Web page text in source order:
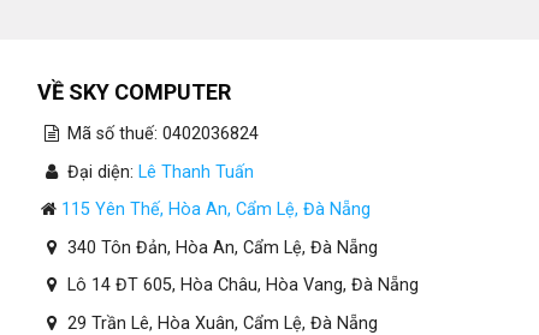
VỀ SKY COMPUTER
Mã số thuế: 0402036824
Đại diện: Lê Thanh Tuấn
115 Yên Thế, Hòa An, Cẩm Lệ, Đà Nẵng
340 Tôn Đản, Hòa An, Cẩm Lệ, Đà Nẵng
Lô 14 ĐT 605, Hòa Châu, Hòa Vang, Đà Nẵng
29 Trần Lê, Hòa Xuân, Cẩm Lệ, Đà Nẵng